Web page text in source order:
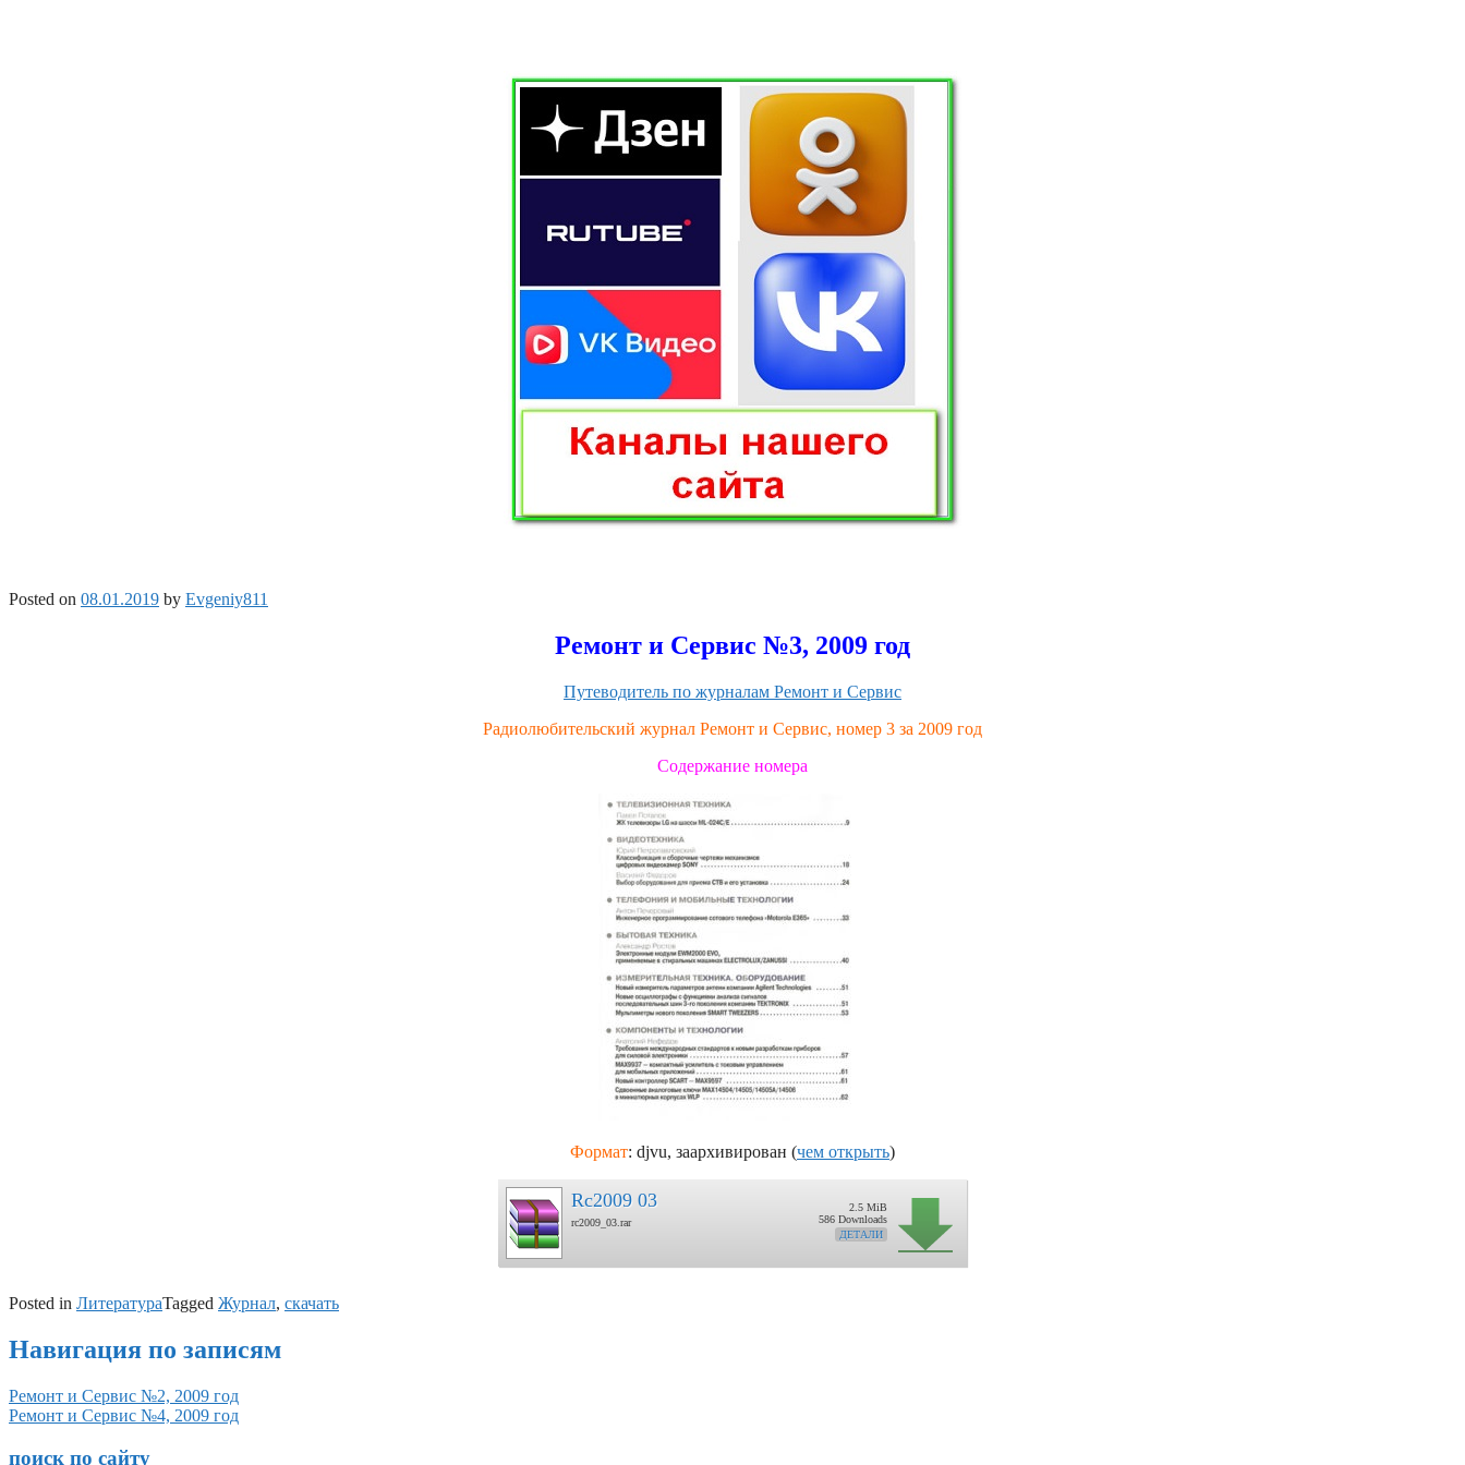
Posted on 08.01.2019 by Evgeniy811
Ремонт и Сервис №3, 2009 год
Путеводитель по журналам Ремонт и Сервис
Радиолюбительский журнал Ремонт и Сервис, номер 3 за 2009 год
Содержание номера
Формат: djvu, заархивирован (чем открыть)
Rc2009 03
rc2009_03.rar
2.5 MiB
586 Downloads
ДЕТАЛИ
Posted in ЛитератураTagged Журнал, скачать
Навигация по записям
Ремонт и Сервис №2, 2009 год
Ремонт и Сервис №4, 2009 год
поиск по сайту